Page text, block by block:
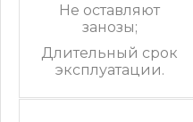
Не оставляют
занозы;
Длительный срок
эксплуатации.